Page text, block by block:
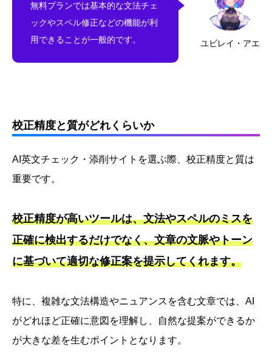
ユビレイ・アエ
無料プランでは基本的な文法チェ
ックやスペル修正などの機能が利
用できることが一般的です。
校正精度と質がどれくらいか
AI英文チェック・添削サイトを選ぶ際、校正精度と質は
重要です。
校正精度が高いツールは、文法やスペルのミスを
正確に検出するだけでなく、文章の文脈やトーン
に基づいて適切な修正案を提示してくれます。
特に、複雑な文法構造やニュアンスを含む文章では、AI
がどれほど正確に意図を理解し、自然な提案ができるか
が大きな差を生むポイントとなります。